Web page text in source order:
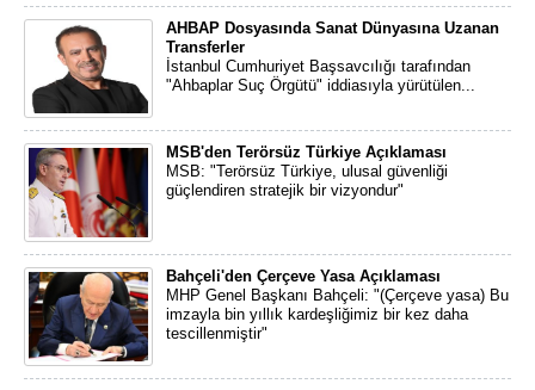
AHBAP Dosyasında Sanat Dünyasına Uzanan
Transferler
İstanbul Cumhuriyet Başsavcılığı tarafından
"Ahbaplar Suç Örgütü" iddiasıyla yürütülen...
MSB'den Terörsüz Türkiye Açıklaması
MSB: "Terörsüz Türkiye, ulusal güvenliği
güçlendiren stratejik bir vizyondur"
Bahçeli'den Çerçeve Yasa Açıklaması
MHP Genel Başkanı Bahçeli: "(Çerçeve yasa) Bu
imzayla bin yıllık kardeşliğimiz bir kez daha
tescillenmiştir"